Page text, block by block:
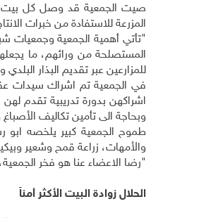
صيت الجمعية قد وصل كل بيت
المزرعة للاستفادة من خبرات
"تأتي أهمية الجمعية وجمعيات
المستصلحة من ورائهم، ما
للمزارعين عبر تقديم البذار البلدي والشتلات
في الجمعية تم اشراك سيدات
اشراكهن بدورة تدريبية تقدم
وبحاجة الى تأمين تكاليف
والأمهات، زراعة قمح وشعير
"رضا الاعضاء عنا هو فخر
الحلال زوادة البيت الأكثر أمناً